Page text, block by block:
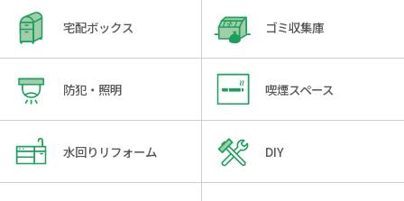
宅配ボックス ゴミ収集庫
防犯・照明 喫煙スペース
水回りリフォーム DIY